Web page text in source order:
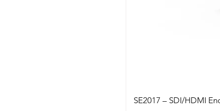
SE2017 – SDI/HDMI